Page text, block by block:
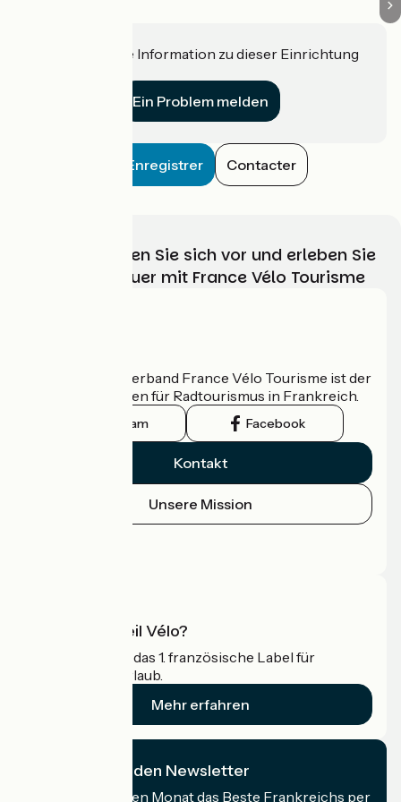
Haben Sie eine Information zu dieser Einrichtung
Ein Problem melden
Enregistrer Contacter
Wählen, bereiten Sie sich vor und erleben Sie
Ihr Radabenteuer mit France Vélo Tourisme
Der nationale Verband France Vélo Tourisme ist der
offizielle Leitfaden für Radtourismus in Frankreich.
Instagram Facebook
Kontakt
Unsere Mission
Was ist Accueil Vélo?
Accueil Vélo ist das 1. französische Label für
Radfahrer im Urlaub.
Mehr erfahren
Ich abonniere den Newsletter
Erhalten Sie jeden Monat das Beste Frankreichs per